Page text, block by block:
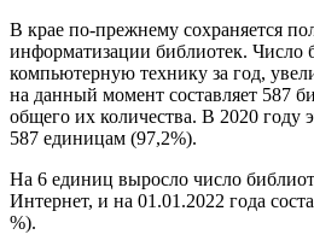
В крае по-прежнему сохраняется
информатизации библиотек.
компьютерную технику за год,
на данный момент составляет 587
общего их количества. В 2020 году
587 единицам (97,2%).
На 6 единиц выросло число
Интернет, и на 01.01.2022 года
%).